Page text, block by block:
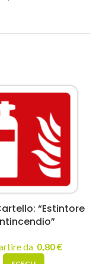
“Estintore
da 0,80€